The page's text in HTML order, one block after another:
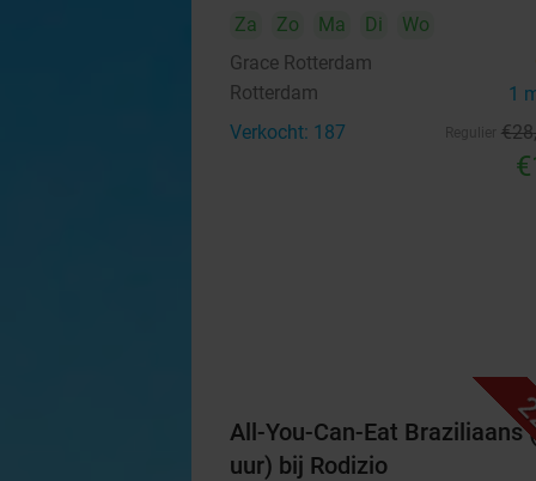
Za Zo Ma Di
Wo
Grace Rotterdam
Rotterdam 1
Verkocht: 187 €28
All-You-Can-Eat Braziliaans
uur) bij Rodizio